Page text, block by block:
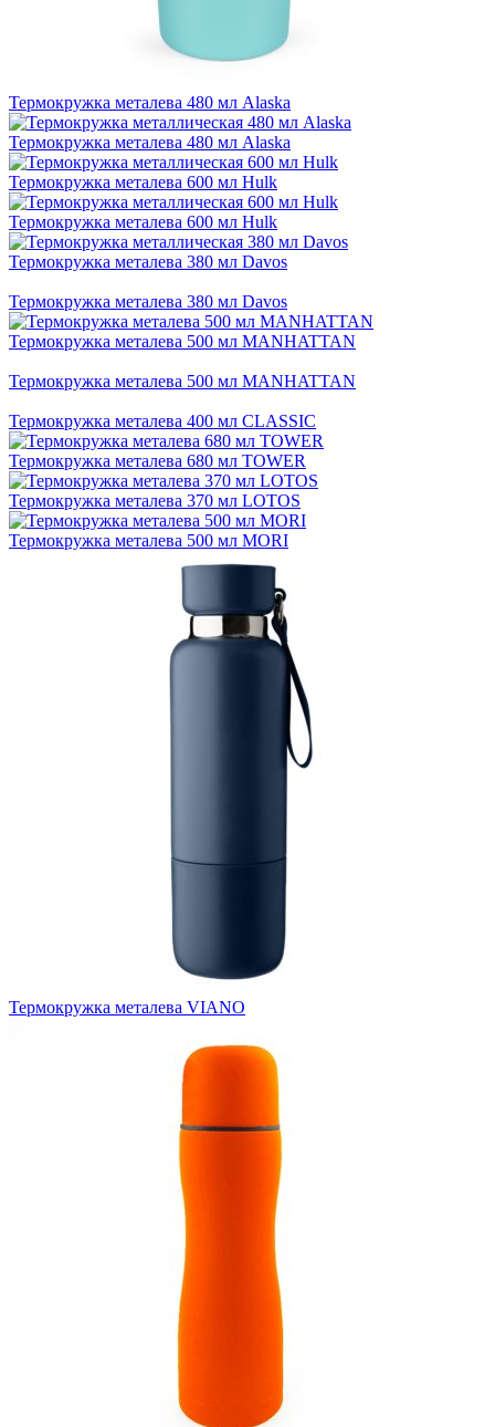
Термокружка металева 480 мл Alaska
Термокружка металева 480 мл Alaska
Термокружка металева 600 мл Hulk
Термокружка металева 600 мл Hulk
Термокружка металева 380 мл Davos
Термокружка металева 380 мл Davos
Термокружка металева 500 мл MANHATTAN
Термокружка металева 500 мл MANHATTAN
Термокружка металева 400 мл CLASSIC
Термокружка металева 680 мл TOWER
Термокружка металева 370 мл LOTOS
Термокружка металева 500 мл MORI
Термокружка металева VIANO